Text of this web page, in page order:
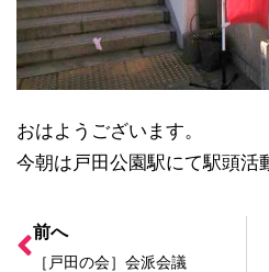
おはようございます。
今朝は戸田公園駅にて駅頭活
前へ
［戸田の会］会派会議